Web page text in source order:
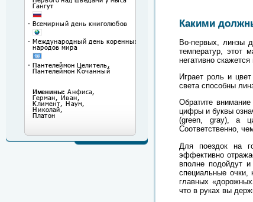
Какими
Во-первых, линзы
температур, этот
негативно скажется
Играет роль и
света способны
Обратите
цифры и буквы
(green, gray), а
Соответственно,
Для поездок на
эффективно
вполне подойдут
специальные очки,
главных
что в руках вы